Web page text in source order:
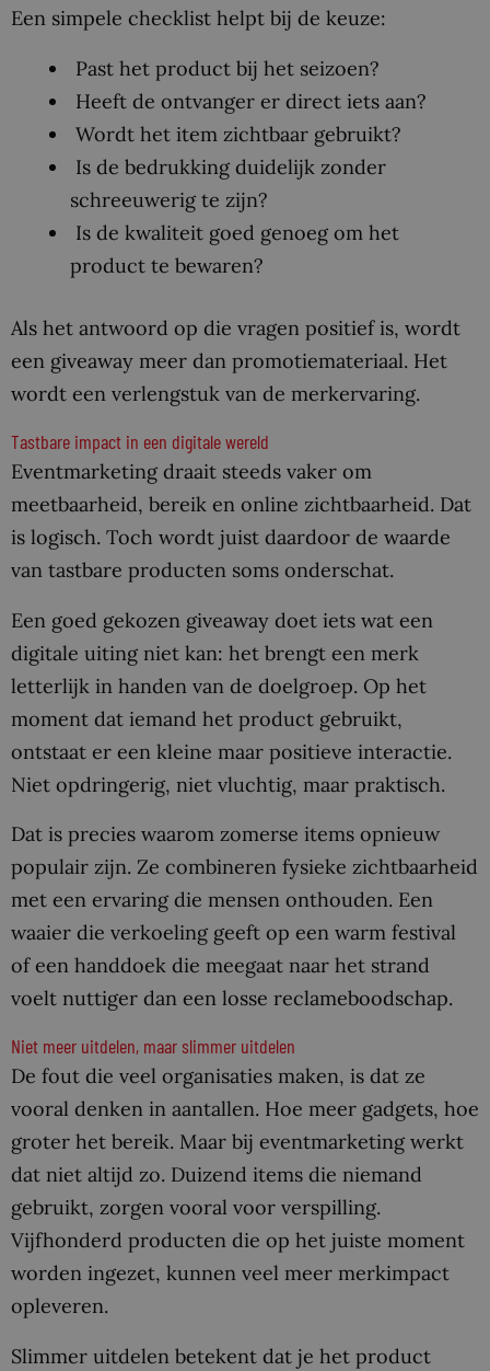
Een simpele checklist helpt bij de keuze:
Past het product bij het seizoen?
Heeft de ontvanger er direct iets aan?
Wordt het item zichtbaar gebruikt?
Is de bedrukking duidelijk zonder
schreeuwerig te zijn?
Is de kwaliteit goed genoeg om het
product te bewaren?
Als het antwoord op die vragen positief is, wordt
een giveaway meer dan promotiemateriaal. Het
wordt een verlengstuk van de merkervaring.
Tastbare impact in een digitale wereld
Eventmarketing draait steeds vaker om
meetbaarheid, bereik en online zichtbaarheid. Dat
is logisch. Toch wordt juist daardoor de waarde
van tastbare producten soms onderschat.
Een goed gekozen giveaway doet iets wat een
digitale uiting niet kan: het brengt een merk
letterlijk in handen van de doelgroep. Op het
moment dat iemand het product gebruikt,
ontstaat er een kleine maar positieve interactie.
Niet opdringerig, niet vluchtig, maar praktisch.
Dat is precies waarom zomerse items opnieuw
populair zijn. Ze combineren fysieke zichtbaarheid
met een ervaring die mensen onthouden. Een
waaier die verkoeling geeft op een warm festival
of een handdoek die meegaat naar het strand
voelt nuttiger dan een losse reclameboodschap.
Niet meer uitdelen, maar slimmer uitdelen
De fout die veel organisaties maken, is dat ze
vooral denken in aantallen. Hoe meer gadgets, hoe
groter het bereik. Maar bij eventmarketing werkt
dat niet altijd zo. Duizend items die niemand
gebruikt, zorgen vooral voor verspilling.
Vijfhonderd producten die op het juiste moment
worden ingezet, kunnen veel meer merkimpact
opleveren.
Slimmer uitdelen betekent dat je het product